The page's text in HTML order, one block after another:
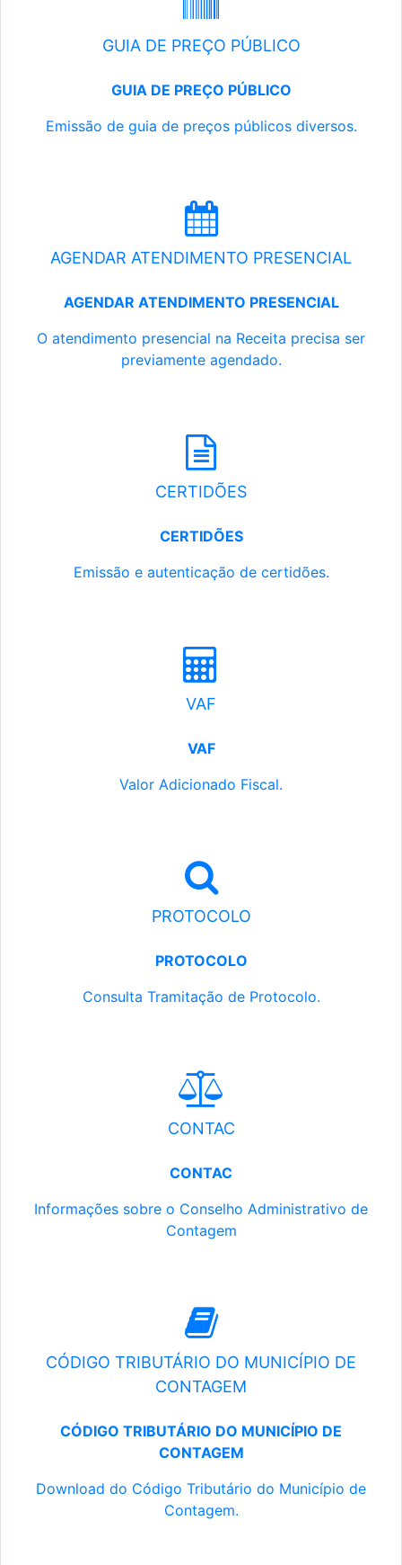
GUIA DE PREÇO PÚBLICO
GUIA DE PREÇO PÚBLICO
Emissão de guia de preços públicos diversos.
AGENDAR ATENDIMENTO PRESENCIAL
AGENDAR ATENDIMENTO PRESENCIAL
O atendimento presencial na Receita precisa ser
previamente agendado.
CERTIDÕES
CERTIDÕES
Emissão e autenticação de certidões.
VAF
VAF
Valor Adicionado Fiscal.
PROTOCOLO
PROTOCOLO
Consulta Tramitação de Protocolo.
CONTAC
CONTAC
Informações sobre o Conselho Administrativo de
Contagem
CÓDIGO TRIBUTÁRIO DO MUNICÍPIO DE
CONTAGEM
CÓDIGO TRIBUTÁRIO DO MUNICÍPIO DE
CONTAGEM
Download do Código Tributário do Município de
Contagem.